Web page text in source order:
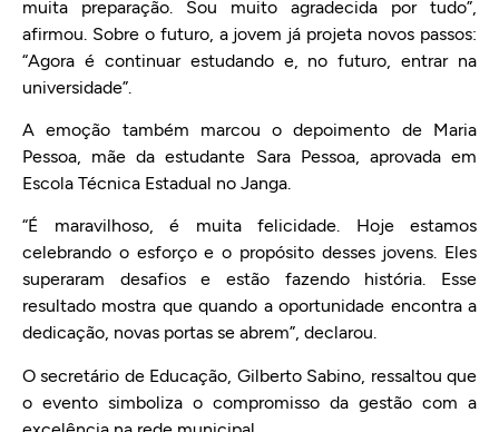
muita preparação. Sou muito agradecida por tudo”,
afirmou. Sobre o futuro, a jovem já projeta novos passos:
“Agora é continuar estudando e, no futuro, entrar na
universidade”.
A emoção também marcou o depoimento de Maria
Pessoa, mãe da estudante Sara Pessoa, aprovada em
Escola Técnica Estadual no Janga.
“É maravilhoso, é muita felicidade. Hoje estamos
celebrando o esforço e o propósito desses jovens. Eles
superaram desafios e estão fazendo história. Esse
resultado mostra que quando a oportunidade encontra a
dedicação, novas portas se abrem”, declarou.
O secretário de Educação, Gilberto Sabino, ressaltou que
o evento simboliza o compromisso da gestão com a